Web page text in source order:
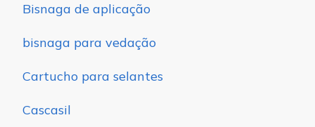
Bisnaga de aplicação
bisnaga para vedação
Cartucho para selantes
Cascasil